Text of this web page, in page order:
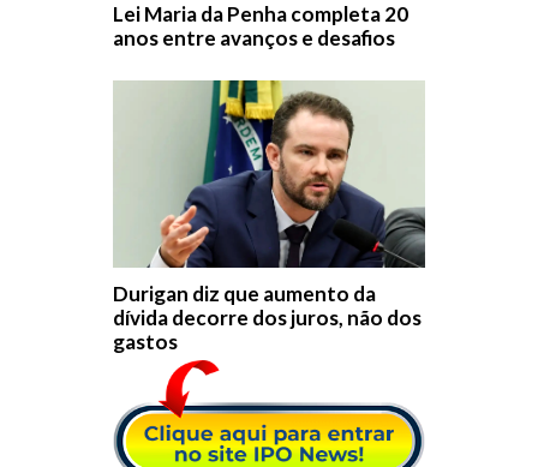
Lei Maria da Penha completa 20
anos entre avanços e desafios
Durigan diz que aumento da
dívida decorre dos juros, não dos
gastos